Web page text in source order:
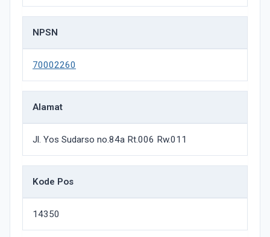
NPSN
70002260
Alamat
Jl. Yos Sudarso no.84a Rt.006 Rw.011
Kode Pos
14350